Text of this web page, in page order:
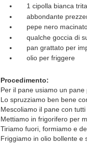
1 cipolla bianca
abbondante
pepe nero
qualche goccia di
pan grattato per
olio per friggere
Procedimento:
Per il pane usiamo un
Lo spruzziamo ben bene
Mescoliamo il pane con
Mettiamo in frigorifero per
Tiriamo fuori, formiamo e
Friggiamo in olio bollente e